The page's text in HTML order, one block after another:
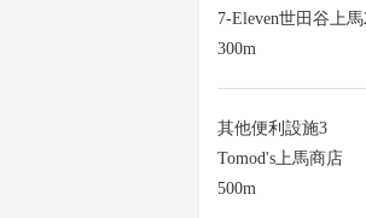
7-Eleven世田谷上
300m
其他便利設施3
Tomod's上馬商店
500m